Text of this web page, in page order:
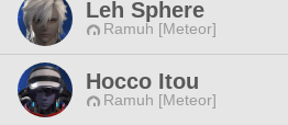
Leh Sphere
Ramuh [Meteor]
Hocco Itou
Ramuh [Meteor]